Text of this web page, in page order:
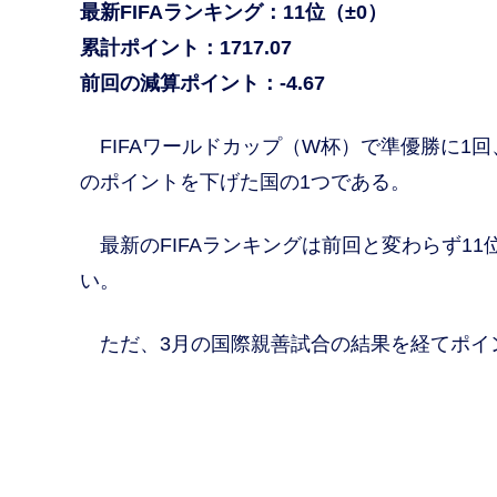
最新FIFAランキング：11位（±0）
累計ポイント：1717.07
前回の減算ポイント：-4.67
FIFAワールドカップ（W杯）で準優勝に1
のポイントを下げた国の1つである。
最新のFIFAランキングは前回と変わらず11
い。
ただ、3月の国際親善試合の結果を経てポ